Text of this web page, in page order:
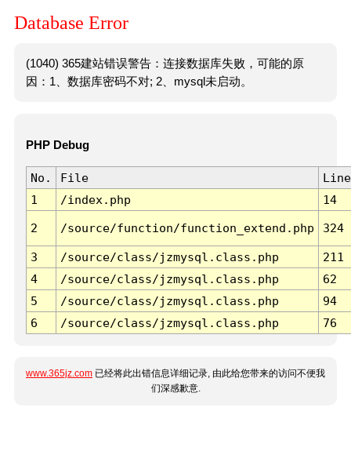
Database Error
(1040) 365建站错误警告：连接数据库失败，可能的原
因：1、数据库密码不对; 2、mysql未启动。
PHP Debug
No. File
Line
1
/index.php 14
2 /source/function/function_extend.php 324
3 /source/class/jzmysql.class.php
211
4
/source/class/jzmysql.class.php
62
5
/source/class/jzmysql.class.php
94
6
/source/class/jzmysql.class.php 76
www.365jz.com 已经将此出错信息详细记录, 由此给您带来的访问不便我
们深感歉意.